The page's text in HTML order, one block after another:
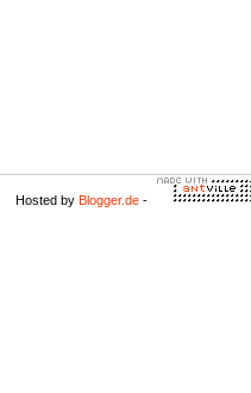
Hosted by Blogger.de -